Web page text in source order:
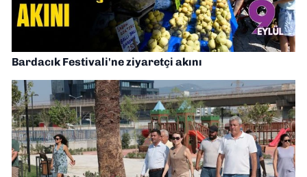
Bardacık Festivali'ne ziyaretçi akını